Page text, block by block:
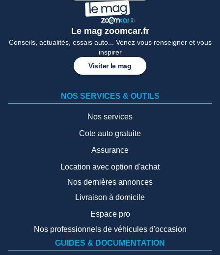
Le mag zoomcar.fr
Conseils, actualités, essais auto... Venez vous renseigner et vous
inspirer
Visiter le mag
NOS SERVICES & OUTILS
Nos services
Cote auto gratuite
Assurance
Location avec option d'achat
Nos dernières annonces
Livraison à domicile
Espace pro
Nos professionnels de véhicules d'occasion
GUIDES & DOCUMENTATION